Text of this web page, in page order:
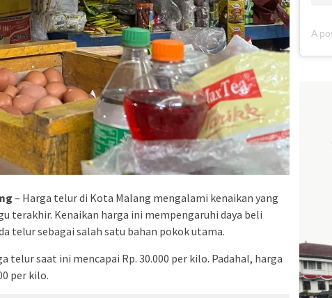
– Harga telur di Kota Malang mengalami kenaikan yang
terakhir. Kenaikan harga ini mempengaruhi daya beli
telur sebagai salah satu bahan pokok utama.
telur saat ini mencapai Rp. 30.000 per kilo. Padahal, harga
per kilo.